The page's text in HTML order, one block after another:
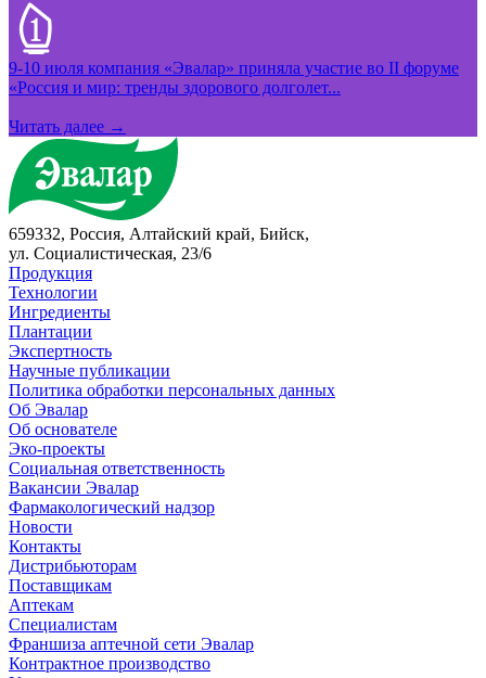
9-10 июля компания «Эвалар» приняла участие во II форуме
«Россия и мир: тренды здорового долголет...
Читать далее →
659332, Россия, Алтайский край, Бийск,
ул. Социалистическая, 23/6
Продукция
Технологии
Ингредиенты
Плантации
Экспертность
Научные публикации
Политика обработки персональных данных
Об Эвалар
Об основателе
Эко-проекты
Социальная ответственность
Вакансии Эвалар
Фармакологический надзор
Новости
Контакты
Дистрибьюторам
Поставщикам
Аптекам
Специалистам
Франшиза аптечной сети Эвалар
Контрактное производство